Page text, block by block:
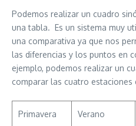
Podemos realizar un cuadro
una tabla. Es un sistema muy
una comparativa ya que nos
las diferencias y los puntos en
ejemplo, podemos realizar un
comparar las cuatro estaciones
Primavera Verano